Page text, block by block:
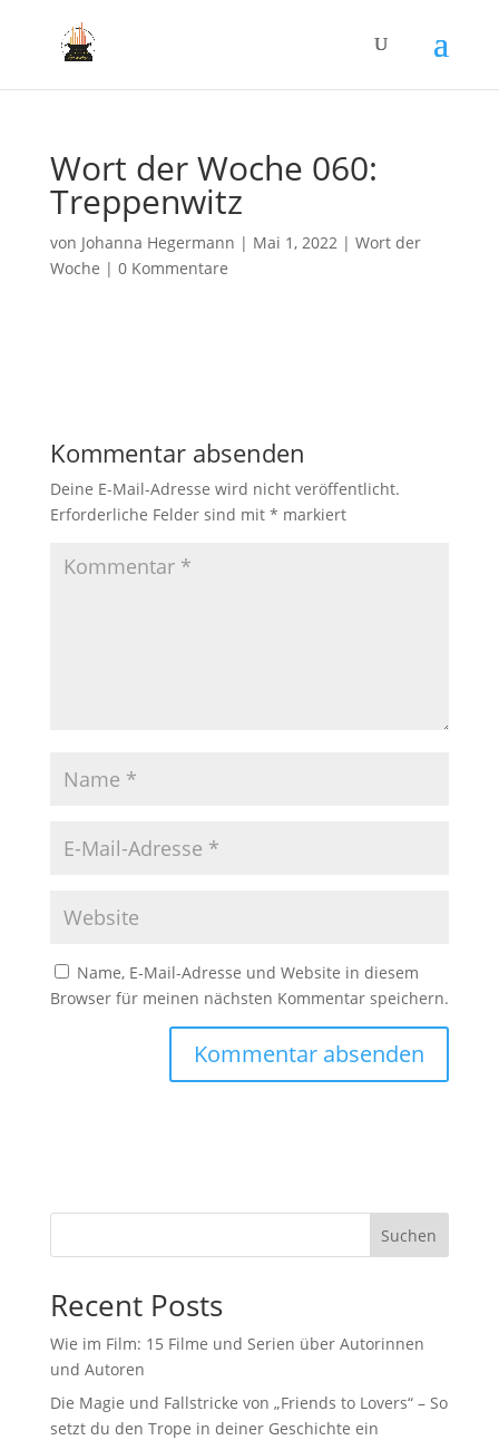
Wort der Woche 060:
Treppenwitz
von Johanna Hegermann | Mai 1, 2022| Wort der
Woche | 0 Kommentare
Kommentar absenden
Deine E-Mail-Adresse wird nicht veröffentlicht.
Erforderliche Felder sind mit * markiert
Name, E-Mail-Adresse und Website in diesem
Browser für meinen nächsten Kommentar speichern.
Suchen
Recent Posts
Wie im Film: 15 Filme und Serien über Autorinnen
und Autoren
Die Magie und Fallstricke von „Friends to Lovers“ – So
setzt du den Trope in deiner Geschichte ein